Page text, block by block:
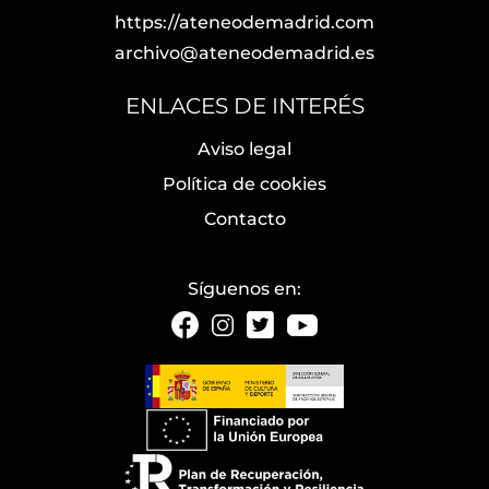
https://ateneodemadrid.com
archivo@ateneodemadrid.es
ENLACES DE INTERÉS
Aviso legal
Política de cookies
Contacto
Síguenos en: